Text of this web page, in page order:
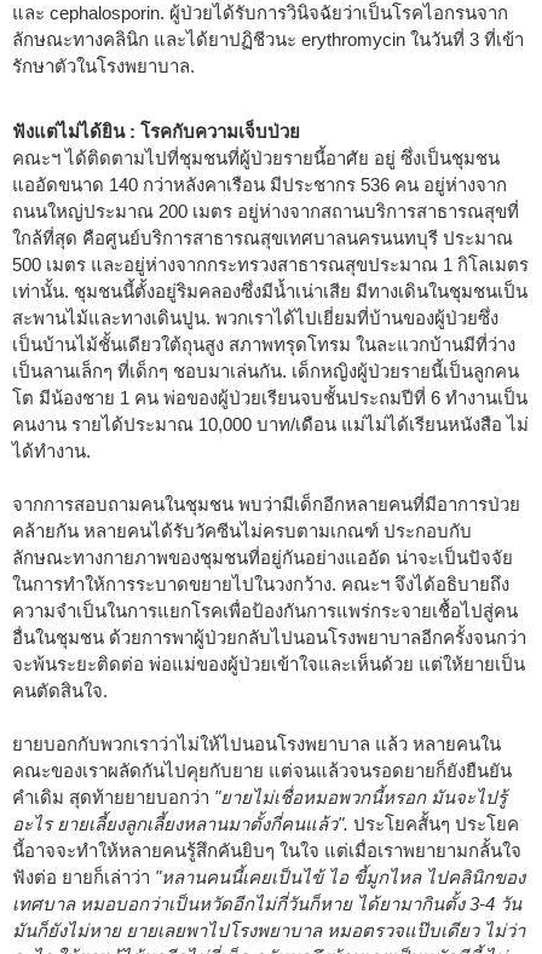
และ cephalosporin. ผู้ป่วยได้รับการวินิจฉัยว่าเป็นโรคไอกรนจาก
ลักษณะทางคลินิก และได้ยาปฏิชีวนะ erythromycin ในวันที่ 3 ที่เข้า
รักษาตัวในโรงพยาบาล.
ฟังแต่ไม่ได้ยิน : โรคกับความเจ็บป่วย
คณะฯ ได้ติดตามไปที่ชุมชนที่ผู้ป่วยรายนี้อาศัย อยู่ ซึ่งเป็นชุมชน
แออัดขนาด 140 กว่าหลังคาเรือน มีประชากร 536 คน อยู่ห่างจาก
ถนนใหญ่ประมาณ 200 เมตร อยู่ห่างจากสถานบริการสาธารณสุขที่
ใกล้ที่สุด คือศูนย์บริการสาธารณสุขเทศบาลนครนนทบุรี ประมาณ
500 เมตร และอยู่ห่างจากกระทรวงสาธารณสุขประมาณ 1 กิโลเมตร
เท่านั้น. ชุมชนนี้ตั้งอยู่ริมคลองซึ่งมีน้ำเน่าเสีย มีทางเดินในชุมชนเป็น
สะพานไม้และทางเดินปูน. พวกเราได้ไปเยี่ยมที่บ้านของผู้ป่วยซึ่ง
เป็นบ้านไม้ชั้นเดียวใต้ถุนสูง สภาพทรุดโทรม ในละแวกบ้านมีที่ว่าง
เป็นลานเล็กๆ ที่เด็กๆ ชอบมาเล่นกัน. เด็กหญิงผู้ป่วยรายนี้เป็นลูกคน
โต มีน้องชาย 1 คน พ่อของผู้ป่วยเรียนจบชั้นประถมปีที่ 6 ทำงานเป็น
คนงาน รายได้ประมาณ 10,000 บาท/เดือน แม่ไม่ได้เรียนหนังสือ ไม่
ได้ทำงาน.
จากการสอบถามคนในชุมชน พบว่ามีเด็กอีกหลายคนที่มีอาการป่วย
คล้ายกัน หลายคนได้รับวัคซีนไม่ครบตามเกณฑ์ ประกอบกับ
ลักษณะทางกายภาพของชุมชนที่อยู่กันอย่างแออัด น่าจะเป็นปัจจัย
ในการทำให้การระบาดขยายไปในวงกว้าง. คณะฯ จึงได้อธิบายถึง
ความจำเป็นในการแยกโรคเพื่อป้องกันการแพร่กระจายเชื้อไปสู่คน
อื่นในชุมชน ด้วยการพาผู้ป่วยกลับไปนอนโรงพยาบาลอีกครั้งจนกว่า
จะพ้นระยะติดต่อ พ่อแม่ของผู้ป่วยเข้าใจและเห็นด้วย แต่ให้ยายเป็น
คนตัดสินใจ.
ยายบอกกับพวกเราว่าไม่ให้ไปนอนโรงพยาบาล แล้ว หลายคนใน
คณะของเราผลัดกันไปคุยกับยาย แต่จนแล้วจนรอดยายก็ยังยืนยัน
คำเดิม สุดท้ายยายบอกว่า "ยายไม่เชื่อหมอพวกนี้หรอก มันจะไปรู้
อะไร ยายเลี้ยงลูกเลี้ยงหลานมาตั้งกี่คนแล้ว". ประโยคสั้นๆ ประโยค
นี้อาจจะทำให้หลายคนรู้สึกคันยิบๆ ในใจ แต่เมื่อเราพยายามกลั้นใจ
ฟังต่อ ยายก็เล่าว่า "หลานคนนี้เคยเป็นไข้ ไอ ขี้มูกไหล ไปคลินิกของ
เทศบาล หมอบอกว่าเป็นหวัดอีกไม่กี่วันก็หาย ได้ยามากินตั้ง 3-4 วัน
มันก็ยังไม่หาย ยายเลยพาไปโรงพยาบาล หมอตรวจแป๊บเดียว ไม่ว่า